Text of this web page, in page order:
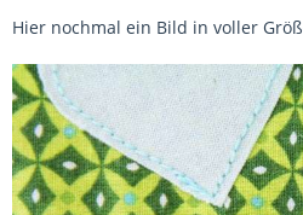
Hier nochmal ein Bild in voller